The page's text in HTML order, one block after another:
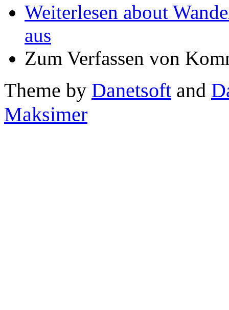
Weiterlesen about
aus
Zum Verfassen von
Theme by Danetsoft and
Maksimer